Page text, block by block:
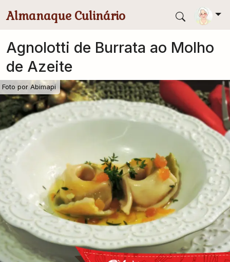
Almanaque Culinário
Agnolotti de Burrata ao Molho
de Azeite
Foto por Abimapi